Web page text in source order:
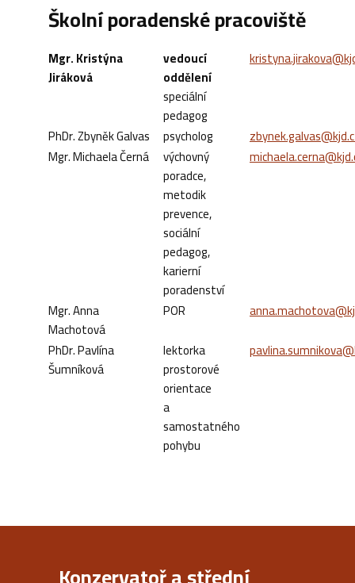
Školní poradenské pracoviště
Mgr. Kristýna
Jiráková
vedoucí
oddělení
speciální
pedagog
PhDr. Zbyněk Galvas psycholog
Mgr. Michaela Černá
výchovný
poradce,
metodik
prevence,
sociální
pedagog,
karierní
poradenství
Mgr. Anna
Machotová
POR
PhDr. Pavlína
Šumníková
lektorka
prostorové
orientace
a
samostatného
pohybu